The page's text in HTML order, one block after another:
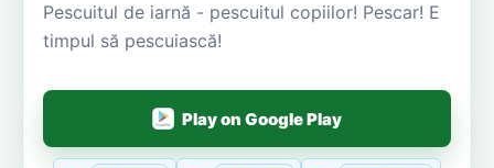
Pescuitul de iarnă - pescuitul copiilor! Pescar! E
timpul să pescuiască!
Play on Google Play